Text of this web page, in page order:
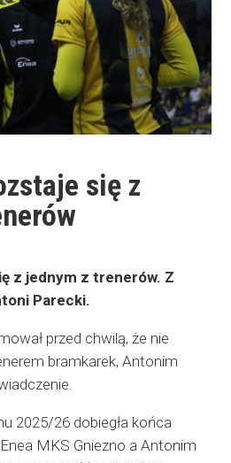
się z
z jednym z trenerów. Z
Parecki.
przed chwilą, że nie
bramkarek, Antonim
2025/26 dobiegła końca
MKS Gniezno a Antonim